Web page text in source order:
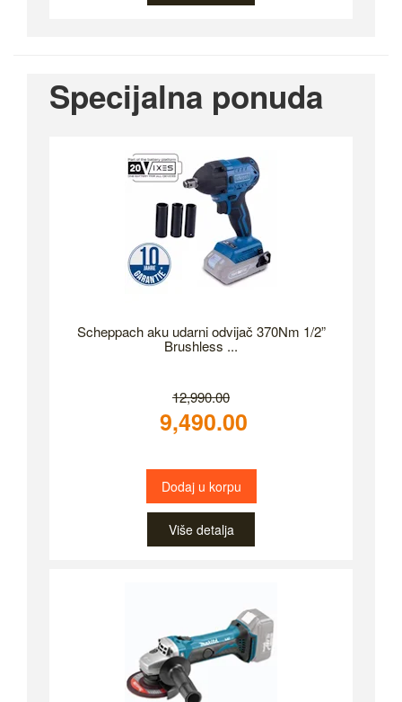
Specijalna ponuda
Scheppach aku udarni odvijač 370Nm 1/2”
Brushless ...
12,990.00
9,490.00
Dodaj u korpu
Više detalja